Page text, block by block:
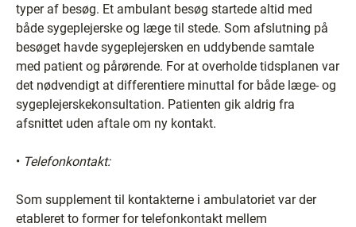
typer af besøg. Et ambulant besøg startede altid med
både sygeplejerske og læge til stede. Som afslutning på
besøget havde sygeplejersken en uddybende samtale
med patient og pårørende. For at overholde tidsplanen var
det nødvendigt at differentiere minuttal for både læge- og
sygeplejerskekonsultation. Patienten gik aldrig fra
afsnittet uden aftale om ny kontakt.
• Telefonkontakt:
Som supplement til kontakterne i ambulatoriet var der
etableret to former for telefonkontakt mellem